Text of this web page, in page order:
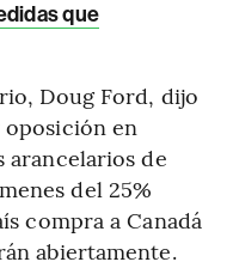
que
Doug Ford, dijo
oposición en
arancelarios de
del 25%
compra a Canadá
abiertamente.